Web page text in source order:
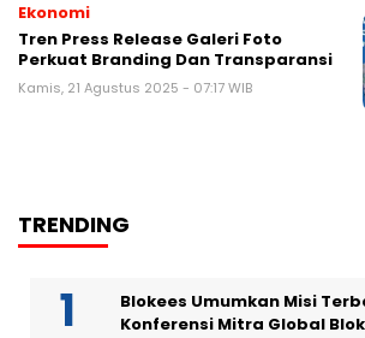
Ekonomi
Tren Press Release Galeri Foto
Perkuat Branding Dan Transparansi
Kamis, 21 Agustus 2025 - 07:17 WIB
TRENDING
Blokees Umumkan Misi
Konferensi Mitra Global